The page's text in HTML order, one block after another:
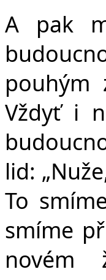
A pak
pouhým
Vždyť i
lid:
To
smíme
novém